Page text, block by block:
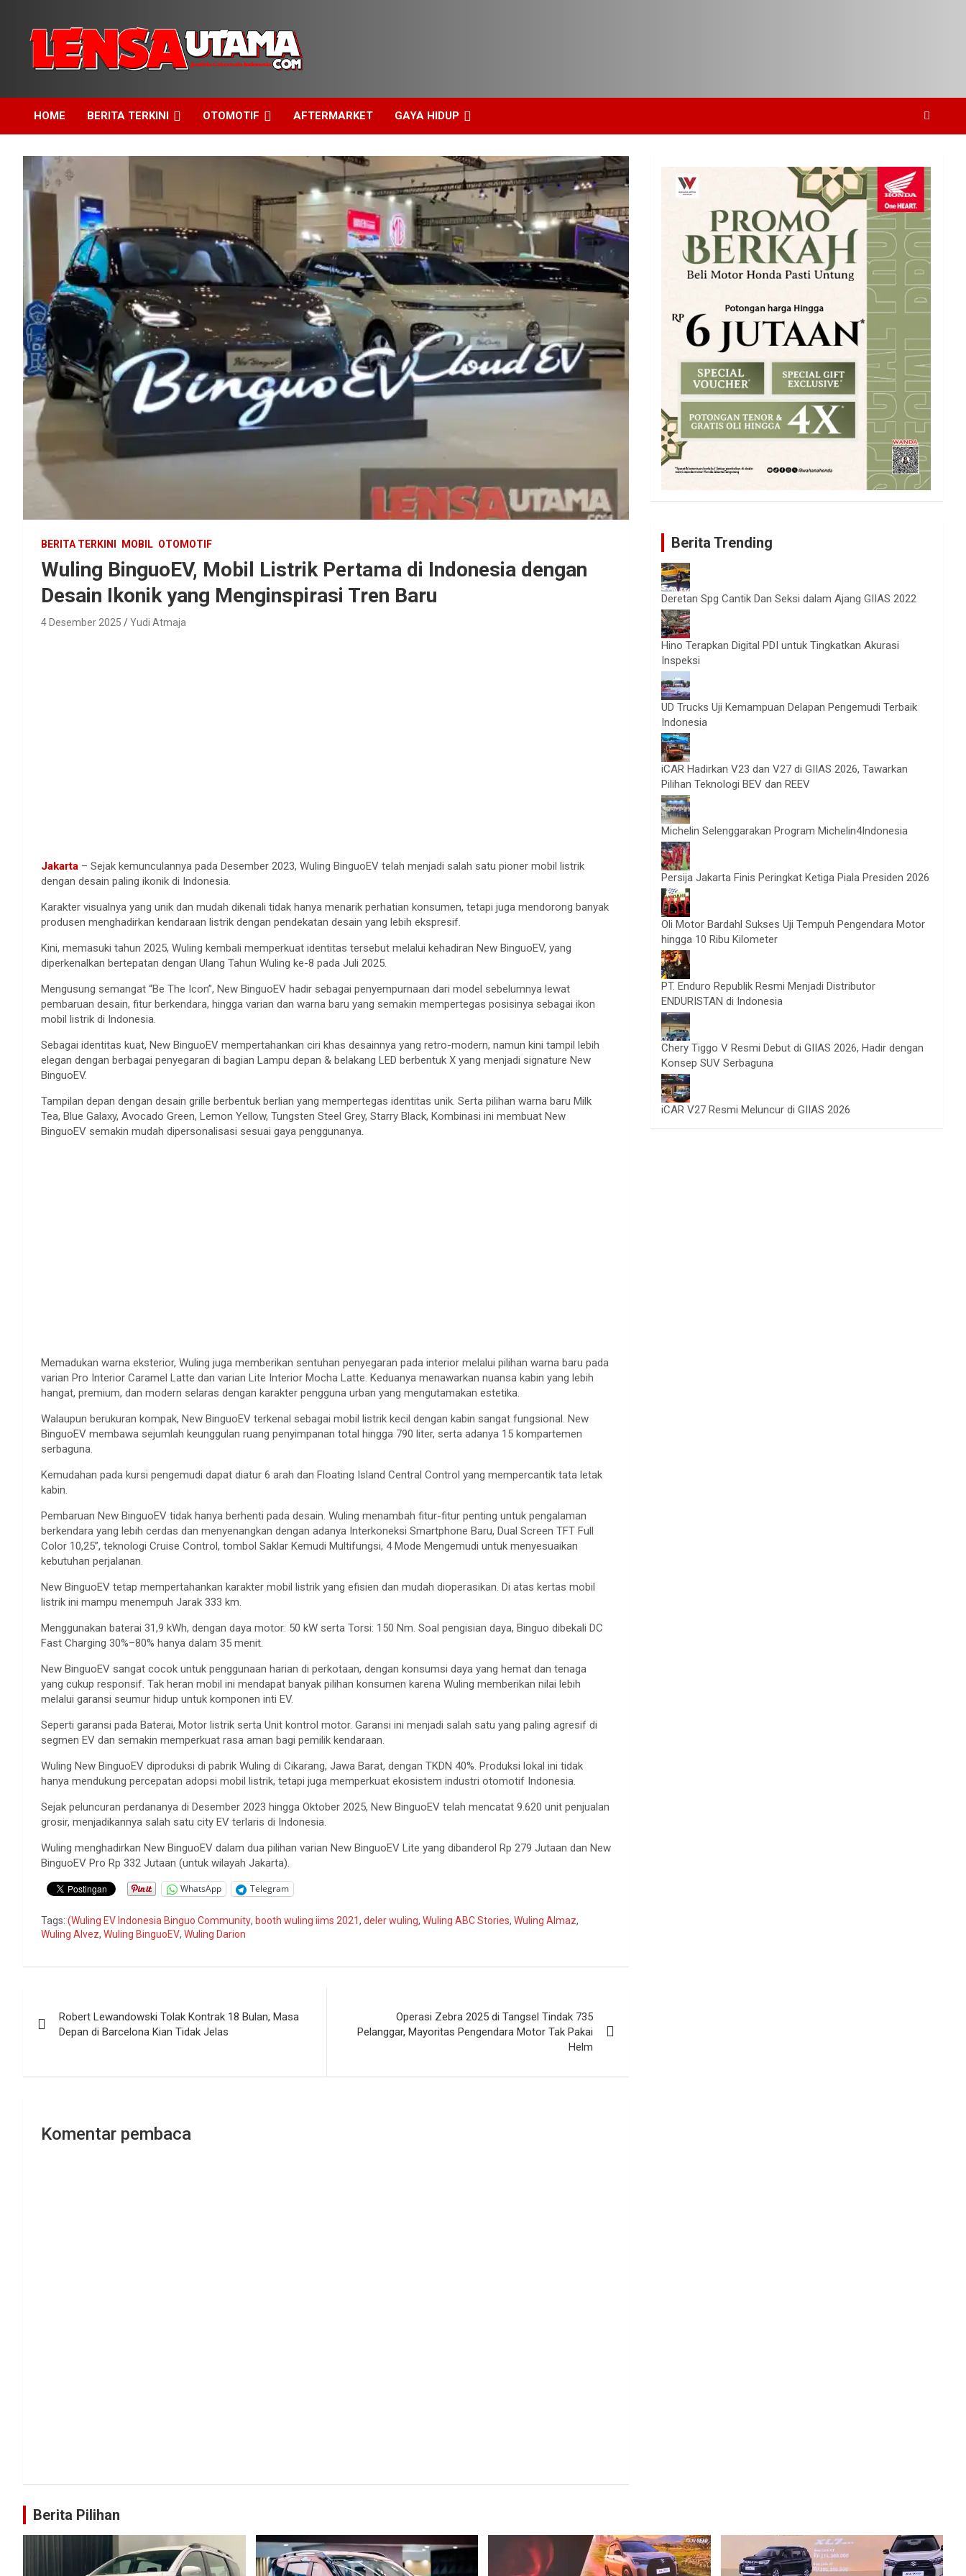
content
LensaUtama
HOME BERITA TERKINI OTOMOTIF AFTERMARKET GAYA HIDUP
BERITA TERKINI MOBIL OTOMOTIF
Wuling BinguoEV, Mobil Listrik Pertama di Indonesia dengan
Desain Ikonik yang Menginspirasi Tren Baru
4 Desember 2025 Yudi Atmaja
Jakarta – Sejak kemunculannya pada Desember 2023, Wuling BinguoEV telah menjadi salah satu pioner mobil listrik
dengan desain paling ikonik di Indonesia.
Karakter visualnya yang unik dan mudah dikenali tidak hanya menarik perhatian konsumen, tetapi juga mendorong banyak
produsen menghadirkan kendaraan listrik dengan pendekatan desain yang lebih ekspresif.
Kini, memasuki tahun 2025, Wuling kembali memperkuat identitas tersebut melalui kehadiran New BinguoEV, yang
diperkenalkan bertepatan dengan Ulang Tahun Wuling ke-8 pada Juli 2025.
Mengusung semangat “Be The Icon”, New BinguoEV hadir sebagai penyempurnaan dari model sebelumnya lewat
pembaruan desain, fitur berkendara, hingga varian dan warna baru yang semakin mempertegas posisinya sebagai ikon
mobil listrik di Indonesia.
Sebagai identitas kuat, New BinguoEV mempertahankan ciri khas desainnya yang retro-modern, namun kini tampil lebih
elegan dengan berbagai penyegaran di bagian Lampu depan & belakang LED berbentuk X yang menjadi signature New
BinguoEV.
Tampilan depan dengan desain grille berbentuk berlian yang mempertegas identitas unik. Serta pilihan warna baru Milk
Tea, Blue Galaxy, Avocado Green, Lemon Yellow, Tungsten Steel Grey, Starry Black, Kombinasi ini membuat New
BinguoEV semakin mudah dipersonalisasi sesuai gaya penggunanya.
Memadukan warna eksterior, Wuling juga memberikan sentuhan penyegaran pada interior melalui pilihan warna baru pada
varian Pro Interior Caramel Latte dan varian Lite Interior Mocha Latte. Keduanya menawarkan nuansa kabin yang lebih
hangat, premium, dan modern selaras dengan karakter pengguna urban yang mengutamakan estetika.
Walaupun berukuran kompak, New BinguoEV terkenal sebagai mobil listrik kecil dengan kabin sangat fungsional. New
BinguoEV membawa sejumlah keunggulan ruang penyimpanan total hingga 790 liter, serta adanya 15 kompartemen
serbaguna.
Kemudahan pada kursi pengemudi dapat diatur 6 arah dan Floating Island Central Control yang mempercantik tata letak
kabin.
Pembaruan New BinguoEV tidak hanya berhenti pada desain. Wuling menambah fitur-fitur penting untuk pengalaman
berkendara yang lebih cerdas dan menyenangkan dengan adanya Interkoneksi Smartphone Baru, Dual Screen TFT Full
Color 10,25”, teknologi Cruise Control, tombol Saklar Kemudi Multifungsi, 4 Mode Mengemudi untuk menyesuaikan
kebutuhan perjalanan.
New BinguoEV tetap mempertahankan karakter mobil listrik yang efisien dan mudah dioperasikan. Di atas kertas mobil
listrik ini mampu menempuh Jarak 333 km.
Menggunakan baterai 31,9 kWh, dengan daya motor: 50 kW serta Torsi: 150 Nm. Soal pengisian daya, Binguo dibekali DC
Fast Charging 30%–80% hanya dalam 35 menit.
New BinguoEV sangat cocok untuk penggunaan harian di perkotaan, dengan konsumsi daya yang hemat dan tenaga
yang cukup responsif. Tak heran mobil ini mendapat banyak pilihan konsumen karena Wuling memberikan nilai lebih
melalui garansi seumur hidup untuk komponen inti EV.
Seperti garansi pada Baterai, Motor listrik serta Unit kontrol motor. Garansi ini menjadi salah satu yang paling agresif di
segmen EV dan semakin memperkuat rasa aman bagi pemilik kendaraan.
Wuling New BinguoEV diproduksi di pabrik Wuling di Cikarang, Jawa Barat, dengan TKDN 40%. Produksi lokal ini tidak
hanya mendukung percepatan adopsi mobil listrik, tetapi juga memperkuat ekosistem industri otomotif Indonesia.
Sejak peluncuran perdananya di Desember 2023 hingga Oktober 2025, New BinguoEV telah mencatat 9.620 unit penjualan
grosir, menjadikannya salah satu city EV terlaris di Indonesia.
Wuling menghadirkan New BinguoEV dalam dua pilihan varian New BinguoEV Lite yang dibanderol Rp 279 Jutaan dan New
BinguoEV Pro Rp 332 Jutaan (untuk wilayah Jakarta).
WhatsApp Telegram
Tags: (Wuling EV Indonesia Binguo Community, booth wuling iims 2021, deler wuling, Wuling ABC Stories, Wuling Almaz,
Wuling Alvez, Wuling BinguoEV, Wuling Darion
pos
Robert Lewandowski Tolak Kontrak 18 Bulan, Masa
Depan di Barcelona Kian Tidak Jelas
Operasi Zebra 2025 di Tangsel Tindak 735
Pelanggar, Mayoritas Pengendara Motor Tak Pakai
Helm
Komentar pembaca
Berita Trending
Deretan Spg Cantik Dan Seksi dalam Ajang GIIAS 2022
Hino Terapkan Digital PDI untuk Tingkatkan Akurasi
Inspeksi
UD Trucks Uji Kemampuan Delapan Pengemudi Terbaik
Indonesia
iCAR Hadirkan V23 dan V27 di GIIAS 2026, Tawarkan
Pilihan Teknologi BEV dan REEV
Michelin Selenggarakan Program Michelin4Indonesia
Persija Jakarta Finis Peringkat Ketiga Piala Presiden 2026
Oli Motor Bardahl Sukses Uji Tempuh Pengendara Motor
hingga 10 Ribu Kilometer
PT. Enduro Republik Resmi Menjadi Distributor
ENDURISTAN di Indonesia
Chery Tiggo V Resmi Debut di GIIAS 2026, Hadir dengan
Konsep SUV Serbaguna
iCAR V27 Resmi Meluncur di GIIAS 2026
Berita Pilihan